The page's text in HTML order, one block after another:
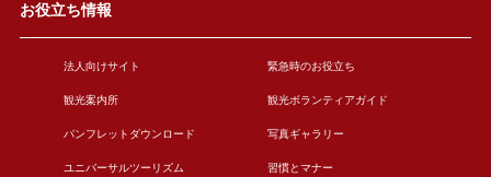
お役立ち情報
法人向けサイト 緊急時のお役立ち
観光案内所 観光ボランティアガイド
パンフレットダウンロード 写真ギャラリー
ユニバーサルツーリズム 習慣とマナー